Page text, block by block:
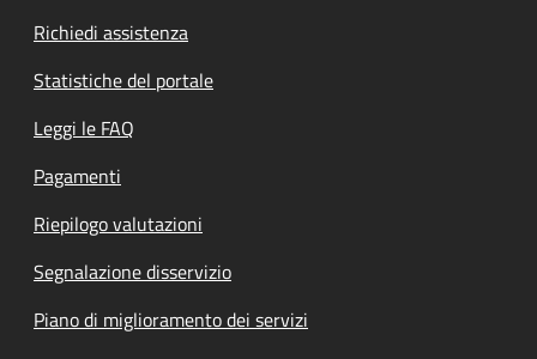
Richiedi assistenza
Statistiche del portale
Leggi le FAQ
Pagamenti
Riepilogo valutazioni
Segnalazione disservizio
Piano di miglioramento dei servizi